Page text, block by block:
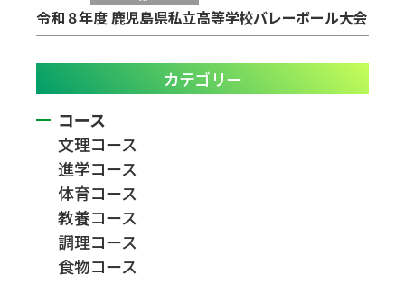
令和８年度 鹿児島県私立高等学校バレーボール大会
カテゴリー
コース
文理コース
進学コース
体育コース
教養コース
調理コース
食物コース